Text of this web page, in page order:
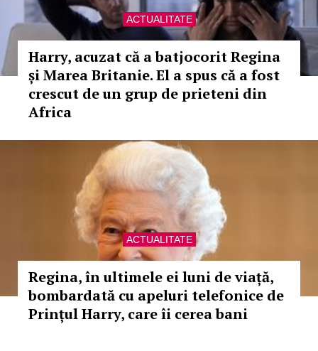
ACTUALITATE
Harry, acuzat că a batjocorit Regina
și Marea Britanie. El a spus că a fost
crescut de un grup de prieteni din
Africa
ACTUALITATE
Regina, în ultimele ei luni de viață,
bombardată cu apeluri telefonice de
Prințul Harry, care îi cerea bani